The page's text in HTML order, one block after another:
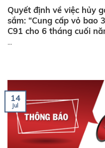
Quyết định về việc hủy
sắm: “Cung cấp vỏ bao
C91 cho 6 tháng cuối
...
14
Jul